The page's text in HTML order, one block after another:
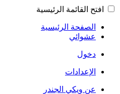
افتح القائمة الرئيسية
الصفحة الرئيسية
عشوائي
دخول
الإعدادات
عن ويكي الجندر